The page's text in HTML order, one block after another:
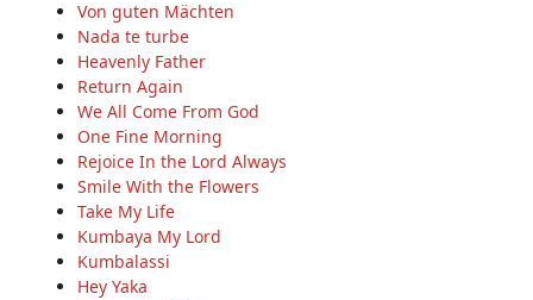
Von guten Mächten
Nada te turbe
Heavenly Father
Return Again
We All Come From God
One Fine Morning
Rejoice In the Lord Always
Smile With the Flowers
Take My Life
Kumbaya My Lord
Kumbalassi
Hey Yaka